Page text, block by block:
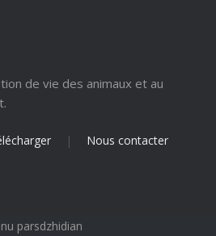
de vie des animaux et au
| Nous contacter
parsdzhidian